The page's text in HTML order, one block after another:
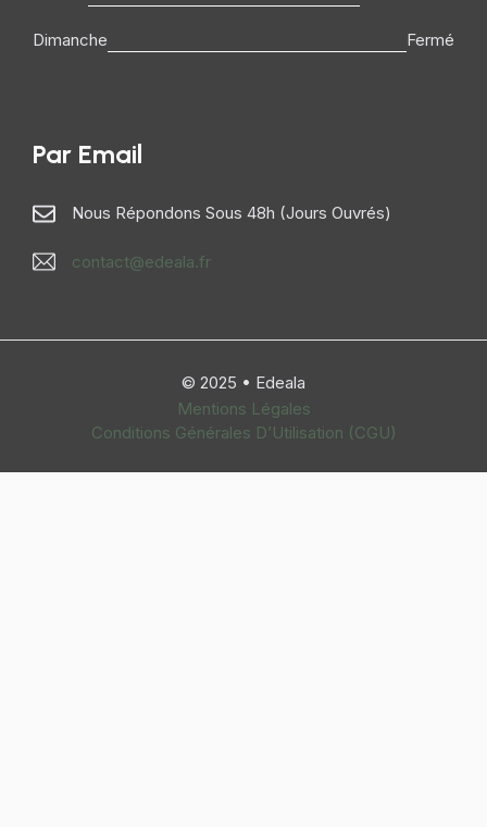
Dimanche Fermé
Par Email
Nous Répondons Sous 48h (jours Ouvrés)
contact@edeala.fr
© 2025 • Edeala
Mentions Légales
Conditions Générales D’Utilisation (CGU)